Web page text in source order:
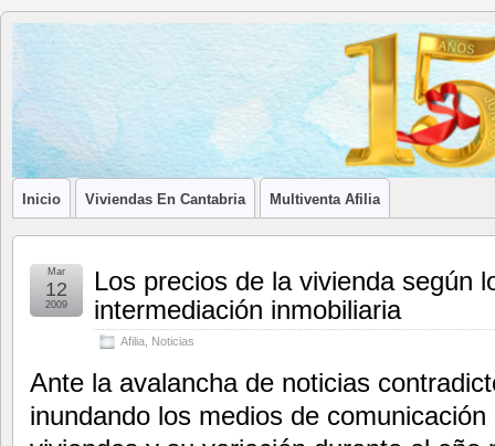
Blog de
Afilia
Inmobiliarias
LA ASOCIACIÓN DE LOS PROFESIONALES INMOBILIARIOS
Inicio Viviendas En Cantabria Multiventa Afilia
Los precios de la vivienda según
intermediación inmobiliaria
Afilia Noticias
Mar
12
2009
Ante la avalancha de noticias
inundando los medios de